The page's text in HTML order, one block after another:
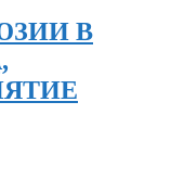
В